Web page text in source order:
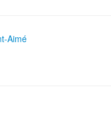
Aimé